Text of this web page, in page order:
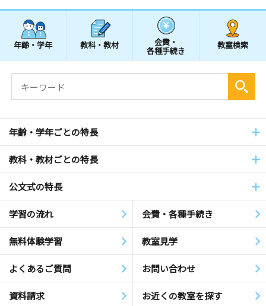
年齢・学年 教科・教材 会費・
各種手続き
教室検索
年齢・学年ごとの特長
教科・教材ごとの特長
公文式の特長
学習の流れ 会費・各種手続き
無料体験学習 教室見学
よくあるご質問 お問い合わせ
資料請求 お近くの教室を探す